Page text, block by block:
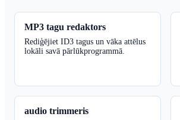
MP3 tagu redaktors
Rediģējiet ID3 tagus un vāka attēlus
lokāli savā pārlūkprogrammā.
audio trimmeris